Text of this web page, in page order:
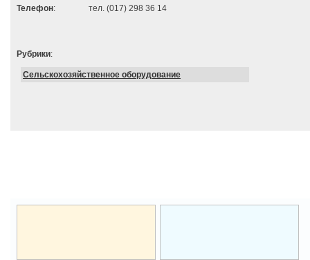
Телефон: тел. (017) 298 36 14
Рубрики:
Сельскохозяйственное оборудование